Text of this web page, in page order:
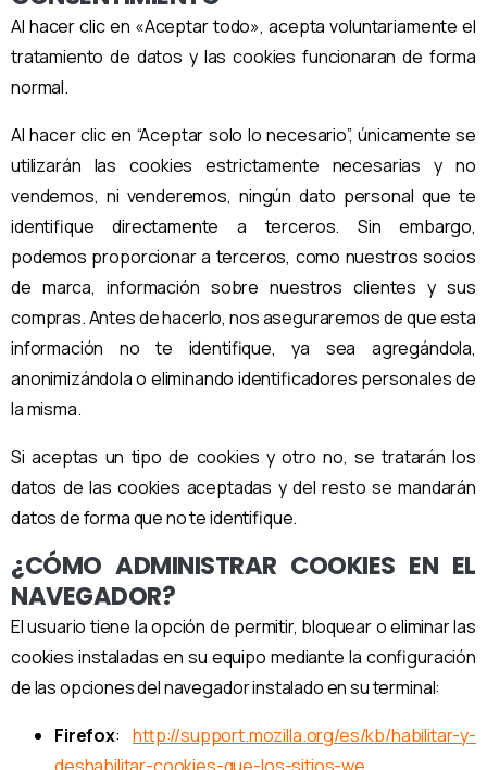
Al hacer clic en «Aceptar todo», acepta voluntariamente el
tratamiento de datos y las cookies funcionaran de forma
normal.
Al hacer clic en “Aceptar solo lo necesario”, únicamente se
utilizarán las cookies estrictamente necesarias y no
vendemos, ni venderemos, ningún dato personal que te
identifique directamente a terceros. Sin embargo,
podemos proporcionar a terceros, como nuestros socios
de marca, información sobre nuestros clientes y sus
compras. Antes de hacerlo, nos aseguraremos de que esta
información no te identifique, ya sea agregándola,
anonimizándola o eliminando identificadores personales de
la misma.
Si aceptas un tipo de cookies y otro no, se tratarán los
datos de las cookies aceptadas y del resto se mandarán
datos de forma que no te identifique.
¿CÓMO ADMINISTRAR COOKIES EN EL
NAVEGADOR?
El usuario tiene la opción de permitir, bloquear o eliminar las
cookies instaladas en su equipo mediante la configuración
de las opciones del navegador instalado en su terminal:
Firefox:http://support.mozilla.org/es/kb/habilitar-y-
deshabilitar-cookies-que-los-sitios-we